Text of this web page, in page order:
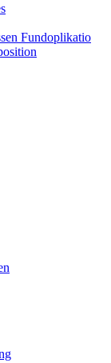
Fundoplikatio